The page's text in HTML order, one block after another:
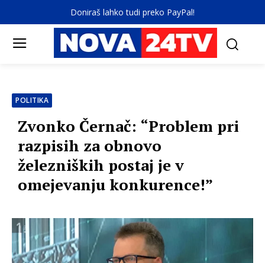
Doniraš lahko tudi preko PayPal!
POLITIKA
Zvonko Černač: “Problem pri
razpisih za obnovo
železniških postaj je v
omejevanju konkurence!”